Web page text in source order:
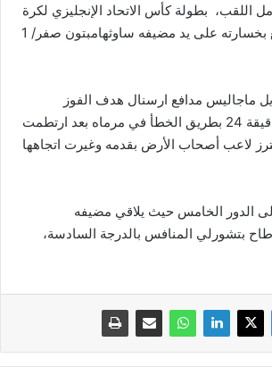
اللقب، بطولة كأس الاتحاد الإنجليزي لكرة
القدم من الدور الرابع بخسارته على يد مضيفه ساوثهامبتون صفر/ 1
ماجاليس مدافع ارسنال هدف الفوز
لساوثهامبتون في الدقيقة 24 بطريق الخطأ في مرماه بعد ارتطمت
لاعب أصحاب الأرض بقدمه وغيرت اتجاهها
الدور الخامس حيث يلاقي مضيفه
بتشورلي المنافس بالدرجة السادسة،